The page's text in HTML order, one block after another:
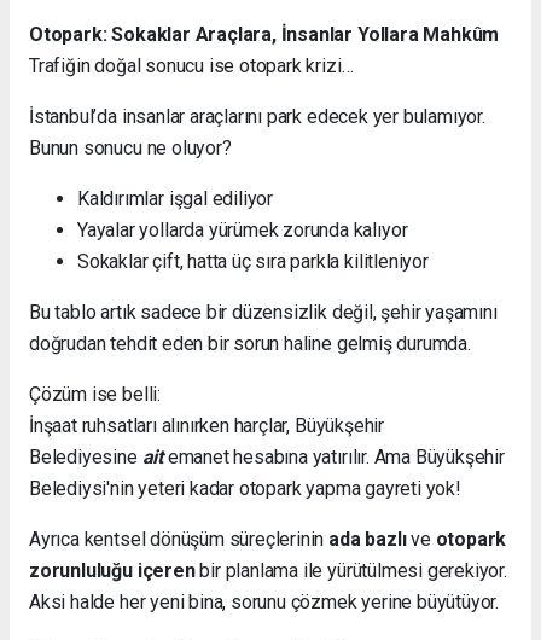
Otopark: Sokaklar Araçlara, İnsanlar Yollara Mahkûm
Trafiğin doğal sonucu ise otopark krizi…
İstanbul’da insanlar araçlarını park edecek yer bulamıyor.
Bunun sonucu ne oluyor?
Kaldırımlar işgal ediliyor
Yayalar yollarda yürümek zorunda kalıyor
Sokaklar çift, hatta üç sıra parkla kilitleniyor
Bu tablo artık sadece bir düzensizlik değil, şehir yaşamını
doğrudan tehdit eden bir sorun haline gelmiş durumda.
Çözüm ise belli:
İnşaat ruhsatları alınırken harçlar, Büyükşehir
Belediyesine aitemanet hesabına yatırılır. Ama Büyükşehir
Belediysi'nin yeteri kadar otopark yapma gayreti yok!
Ayrıca kentsel dönüşüm süreçlerinin ada bazlıve otopark
zorunluluğu içerenbir planlama ile yürütülmesi gerekiyor.
Aksi halde her yeni bina, sorunu çözmek yerine büyütüyor.